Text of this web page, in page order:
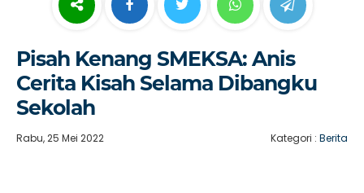
Pisah Kenang SMEKSA: Anis
Cerita Kisah Selama Dibangku
Sekolah
Rabu, 25 Mei 2022 Kategori : Berita